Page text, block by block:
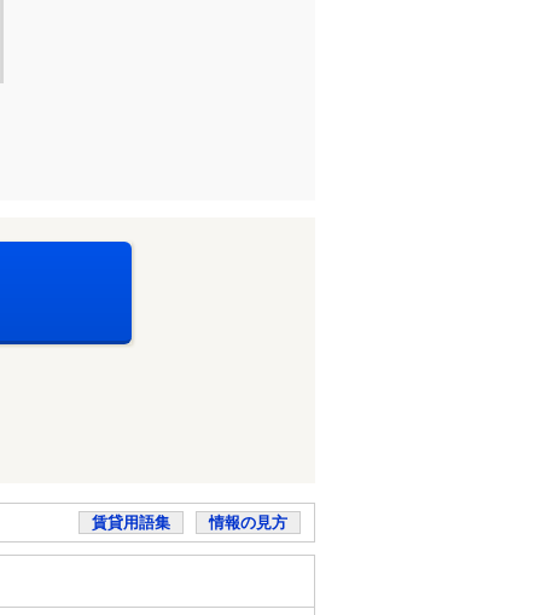
賃貸用語集 情報の見方